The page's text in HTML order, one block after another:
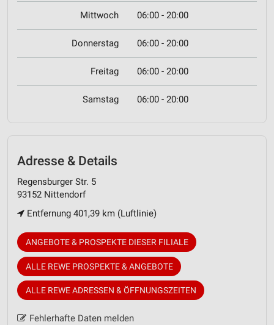
Mittwoch 06:00 - 20:00
Donnerstag 06:00 - 20:00
Freitag 06:00 - 20:00
Samstag 06:00 - 20:00
Adresse & Details
Regensburger Str. 5
93152 Nittendorf
Entfernung 401,39 km (Luftlinie)
ANGEBOTE & PROSPEKTE DIESER FILIALE
ALLE REWE PROSPEKTE & ANGEBOTE
ALLE REWE ADRESSEN & ÖFFNUNGSZEITEN
Fehlerhafte Daten melden